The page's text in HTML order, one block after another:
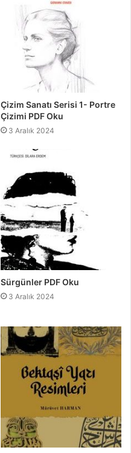
Çizim Sanatı Serisi 1- Portre
Çizimi PDF Oku
3 Aralık 2024
Sürgünler PDF Oku
3 Aralık 2024